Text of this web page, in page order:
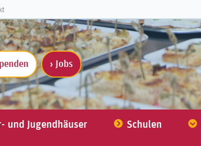
› Jobs
und Jugendhäuser Schulen